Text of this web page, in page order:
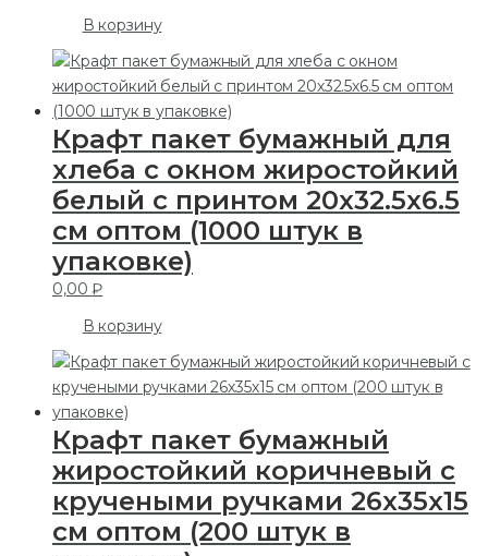
В корзину
Крафт пакет бумажный для
хлеба с окном жиростойкий
белый с принтом 20х32.5х6.5
см оптом (1000 штук в
упаковке)
0,00₽
В корзину
Крафт пакет бумажный
жиростойкий коричневый с
кручеными ручками 26х35х15
см оптом (200 штук в